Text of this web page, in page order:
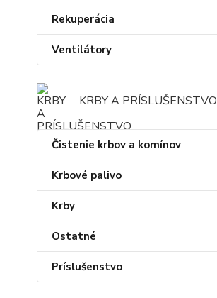
Rekuperácia
Ventilátory
KRBY A PRÍSLUŠENSTVO
Čistenie krbov a komínov
Krbové palivo
Krby
Ostatné
Príslušenstvo